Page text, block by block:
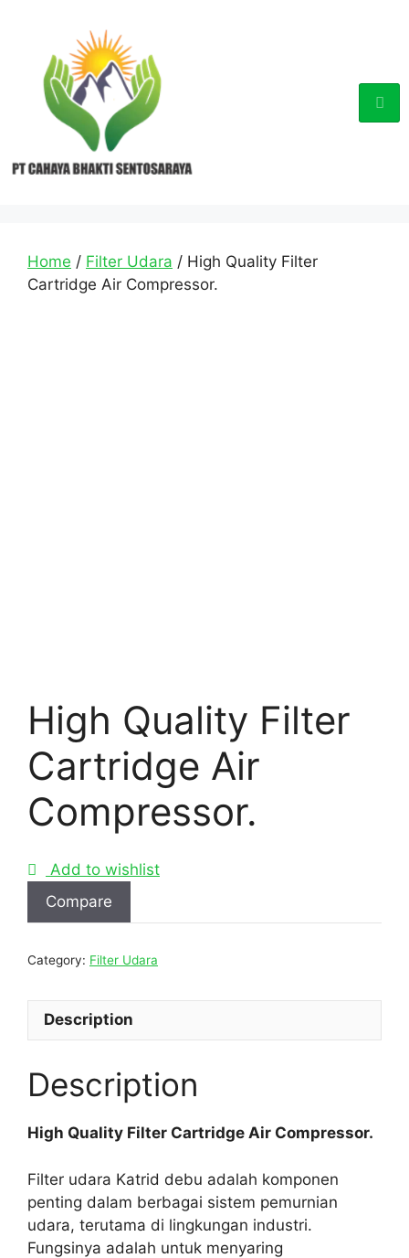
Home / Filter Udara / High Quality Filter
Cartridge Air Compressor.
High Quality Filter
Cartridge Air
Compressor.
Add to wishlist
Compare
Category: Filter Udara
Description
Description
High Quality Filter Cartridge Air Compressor.
Filter udara Katrid debu adalah komponen
penting dalam berbagai sistem pemurnian
udara, terutama di lingkungan industri.
Fungsinya adalah untuk menyaring